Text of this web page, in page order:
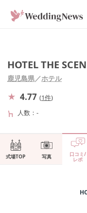
HOTEL THE
鹿児島県／ホテル
4.77 (1件)
人数
-
式場TOP 写真 口コミ/
レポ